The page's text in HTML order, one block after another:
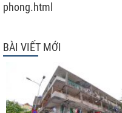
phong.html
BÀI VIẾT MỚI